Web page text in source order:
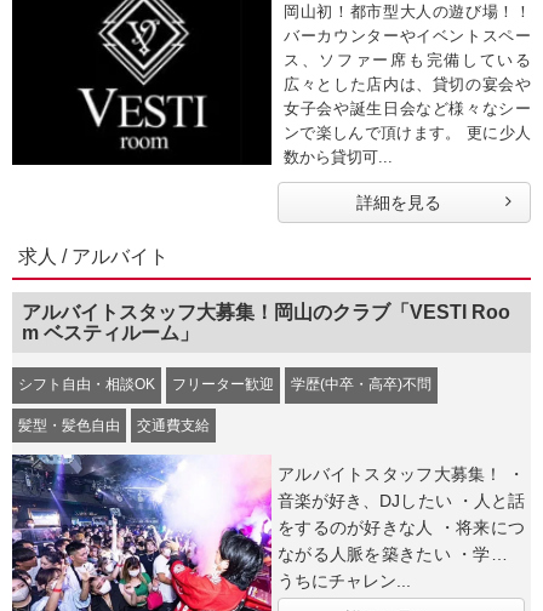
岡山初！都市型大人の遊び場！！
バーカウンターやイベントスペー
ス、ソファー席も完備している
広々とした店内は、貸切の宴会や
女子会や誕生日会など様々なシー
ンで楽しんで頂けます。 更に少人
数から貸切可...
詳細を見る
求人 / アルバイト
アルバイトスタッフ大募集！岡山のクラブ「VESTI Roo
m ベスティルーム」
シフト自由・相談OK フリーター歓迎 学歴(中卒・高卒)不問
髪型・髪色自由 交通費支給
アルバイトスタッフ大募集！ ・
音楽が好き、DJしたい ・人と話
をするのが好きな人 ・将来につ
ながる人脈を築きたい ・学生の
うちにチャレン...